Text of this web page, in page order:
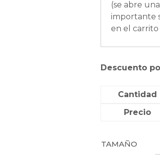
(se abre
importante
en el
Descuento
Cantidad
Precio
TAMAÑO